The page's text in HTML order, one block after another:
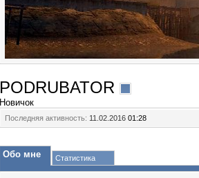
PODRUBATOR
Новичок
Последняя активность: 11.02.2016 01:28
Обо мне Статистика